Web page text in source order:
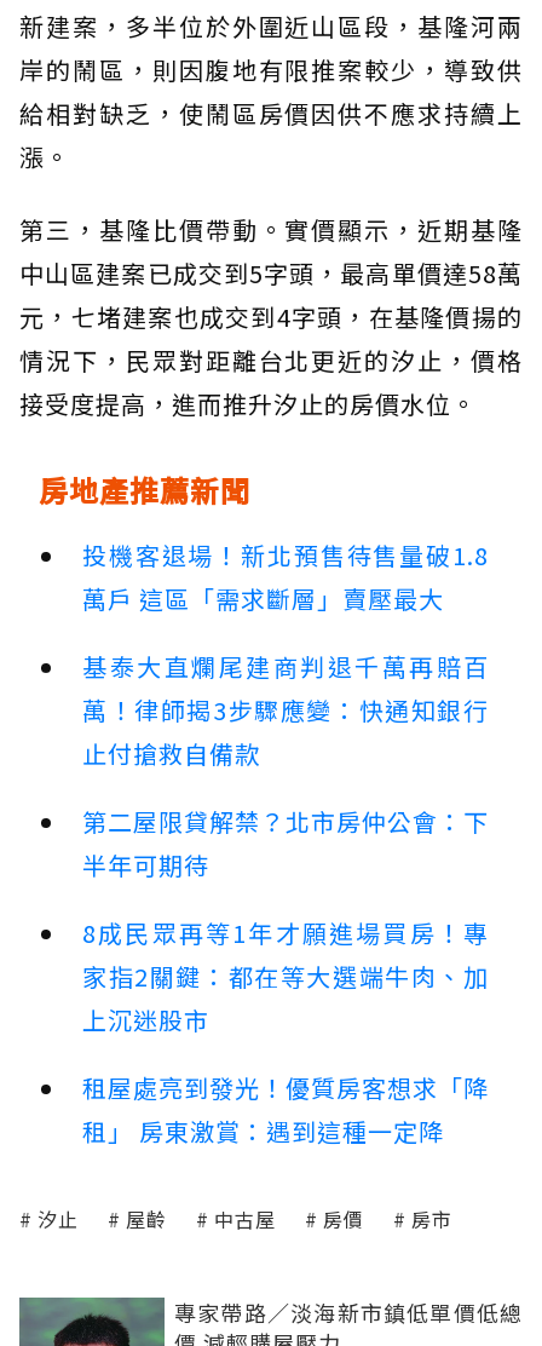
新建案，多半位於外圍近山區段，基隆河兩
岸的鬧區，則因腹地有限推案較少，導致供
給相對缺乏，使鬧區房價因供不應求持續上
漲。
第三，基隆比價帶動。實價顯示，近期基隆
中山區建案已成交到5字頭，最高單價達58萬
元，七堵建案也成交到4字頭，在基隆價揚的
情況下，民眾對距離台北更近的汐止，價格
接受度提高，進而推升汐止的房價水位。
房地產推薦新聞
投機客退場！新北預售待售量破1.8
萬戶 這區「需求斷層」賣壓最大
基泰大直爛尾建商判退千萬再賠百
萬！律師揭3步驟應變：快通知銀行
止付搶救自備款
第二屋限貸解禁？北市房仲公會：下
半年可期待
8成民眾再等1年才願進場買房！專
家指2關鍵：都在等大選端牛肉、加
上沉迷股市
租屋處亮到發光！優質房客想求「降
租」 房東激賞：遇到這種一定降
汐止 屋齡 中古屋 房價 房市
專家帶路／淡海新市鎮低單價低總